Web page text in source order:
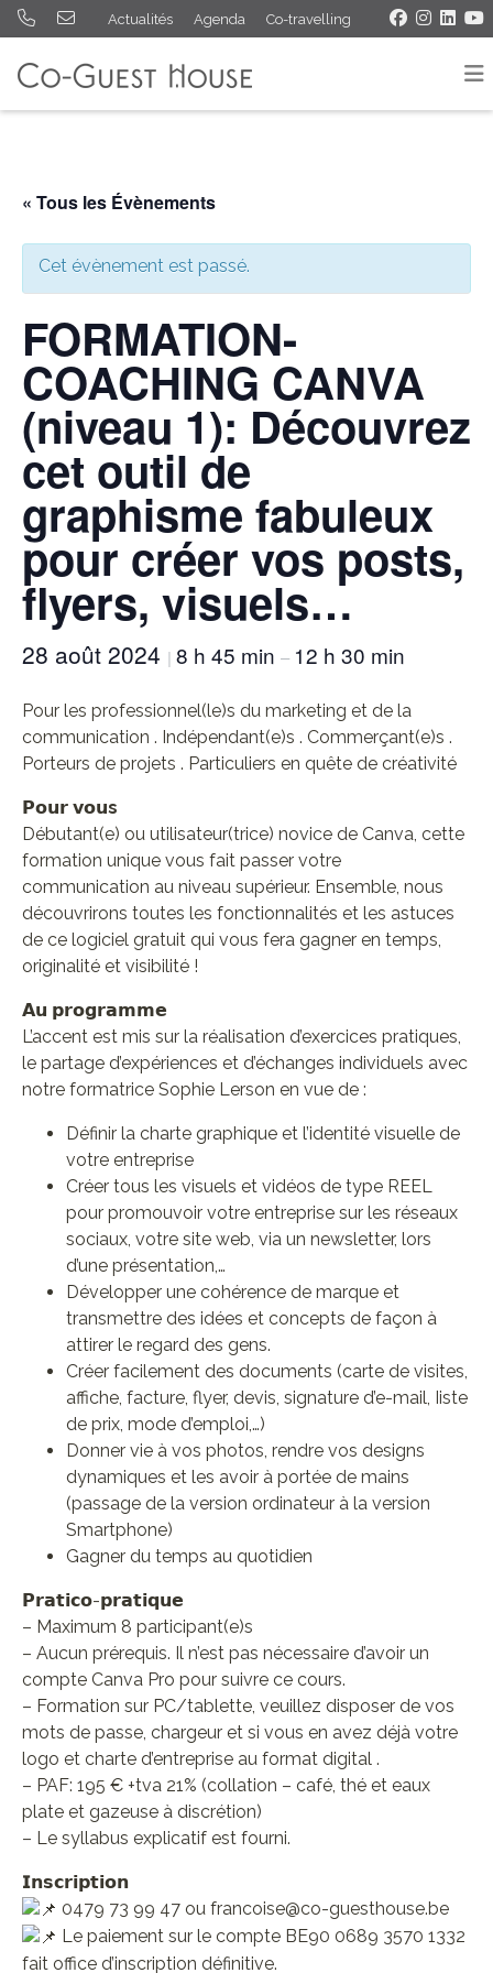
Actualités Agenda Co-travelling
« Tous les Évènements
Cet évènement est passé.
FORMATION-
COACHING CANVA
(niveau 1): Découvrez
cet outil de
graphisme fabuleux
pour créer vos posts,
flyers, visuels…
28 août 2024 | 8 h 45 min – 12 h 30 min
Pour les professionnel(le)s du marketing et de la
communication . Indépendant(e)s . Commerçant(e)s .
Porteurs de projets . Particuliers en quête de créativité
𝗣𝗼𝘂𝗿 𝘃𝗼𝘂s
Débutant(e) ou utilisateur(trice) novice de Canva, cette
formation unique vous fait passer votre
communication au niveau supérieur. Ensemble, nous
découvrirons toutes les fonctionnalités et les astuces
de ce logiciel gratuit qui vous fera gagner en temps,
originalité et visibilité !
𝗔𝘂 𝗽𝗿𝗼𝗴𝗿𝗮𝗺𝗺𝗲
L’accent est mis sur la réalisation d’exercices pratiques,
le partage d’expériences et d’échanges individuels avec
notre formatrice Sophie Lerson en vue de :
Définir la charte graphique et l’identité visuelle de
votre entreprise
Créer tous les visuels et vidéos de type REEL
pour promouvoir votre entreprise sur les réseaux
sociaux, votre site web, via un newsletter, lors
d’une présentation,…
Développer une cohérence de marque et
transmettre des idées et concepts de façon à
attirer le regard des gens.
Créer facilement des documents (carte de visites,
affiche, facture, flyer, devis, signature d’e-mail, Iiste
de prix, mode d’emploi,…)
Donner vie à vos photos, rendre vos designs
dynamiques et les avoir à portée de mains
(passage de la version ordinateur à la version
Smartphone)
Gagner du temps au quotidien
𝗣𝗿𝗮𝘁𝗶𝗰𝗼-𝗽𝗿𝗮𝘁𝗶𝗾𝘂𝗲
– Maximum 8 participant(e)s
– Aucun prérequis. Il n’est pas nécessaire d’avoir un
compte Canva Pro pour suivre ce cours.
– Formation sur PC/tablette, veuillez disposer de vos
mots de passe, chargeur et si vous en avez déjà votre
logo et charte d’entreprise au format digital .
– PAF: 195 € +tva 21% (collation – café, thé et eaux
plate et gazeuse à discrétion)
– Le syllabus explicatif est fourni.
𝗜𝗻𝘀𝗰𝗿𝗶𝗽𝘁𝗶𝗼𝗻
0479 73 99 47 ou francoise@co-guesthouse.be
Le paiement sur le compte BE90 0689 3570 1332
fait office d’inscription définitive.